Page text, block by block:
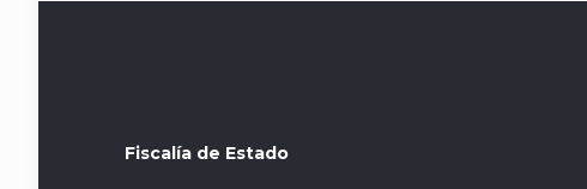
Fiscalía de Estado